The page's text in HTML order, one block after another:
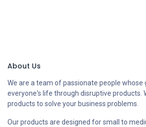
About Us
We are a team of passionate people whose
everyone's life through disruptive products.
products to solve your business problems.
Our products are designed for small to